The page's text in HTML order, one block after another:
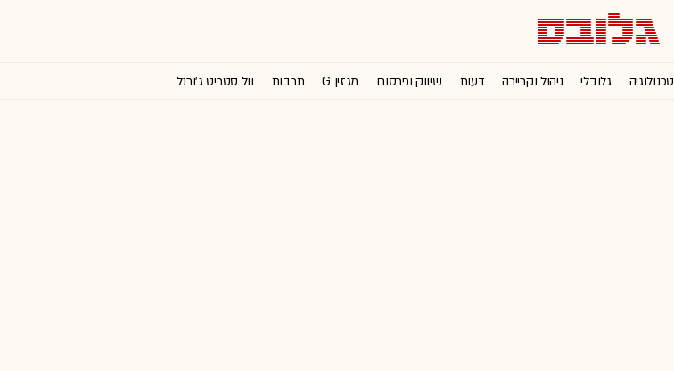
טכנולוגיה גלובלי ניהול וקריירה דעות שיווק ופרסום מגזין G תרבות וול סטריט ג'ורנל